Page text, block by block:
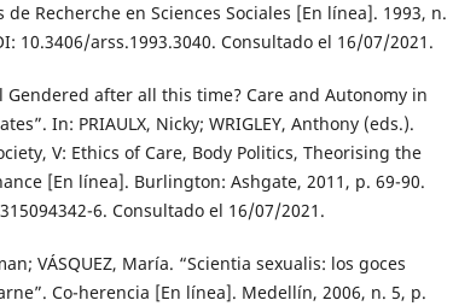
de Recherche en Sciences Sociales [En línea]. 1993, n.
10.3406/arss.1993.3040. Consultado el 16/07/2021.
Gendered after all this time? Care and Autonomy in
In: PRIAULX, Nicky; WRIGLEY, Anthony (eds.).
V: Ethics of Care, Body Politics, Theorising the
[En línea]. Burlington: Ashgate, 2011, p. 69-90.
6. Consultado el 16/07/2021.
VÁSQUEZ, María. “Scientia sexualis: los goces
Co-herencia [En línea]. Medellín, 2006, n. 5, p.